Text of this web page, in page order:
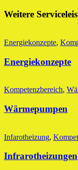
Weitere
Energiekonzepte,
Energiekonzepte
Kompetenzbereich,
Wärmepumpen
Infarotheizung,
Infrarotheizungen